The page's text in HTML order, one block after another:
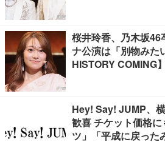
桜井玲香、乃木坂46
ナ公演は「別物みた
HISTORY COMING】
Hey! Say! JUMP、
歓喜 チケット価格
ツ」「平成に戻った